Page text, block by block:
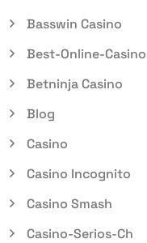
Basswin Casino
Best-Online-
Betninja Casino
Blog
Casino
Casino Incognito
Casino Smash
Casino-Serios-Ch